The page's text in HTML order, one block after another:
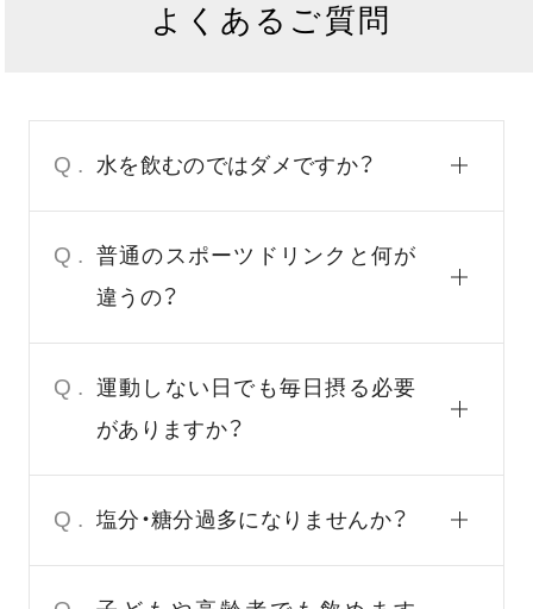
よくあるご質問
Q. 水を飲むのではダメですか？
Q. 普通のスポーツドリンクと何が
違うの？
Q. 運動しない日でも毎日摂る必要
がありますか？
Q. 塩分・糖分過多になりませんか？